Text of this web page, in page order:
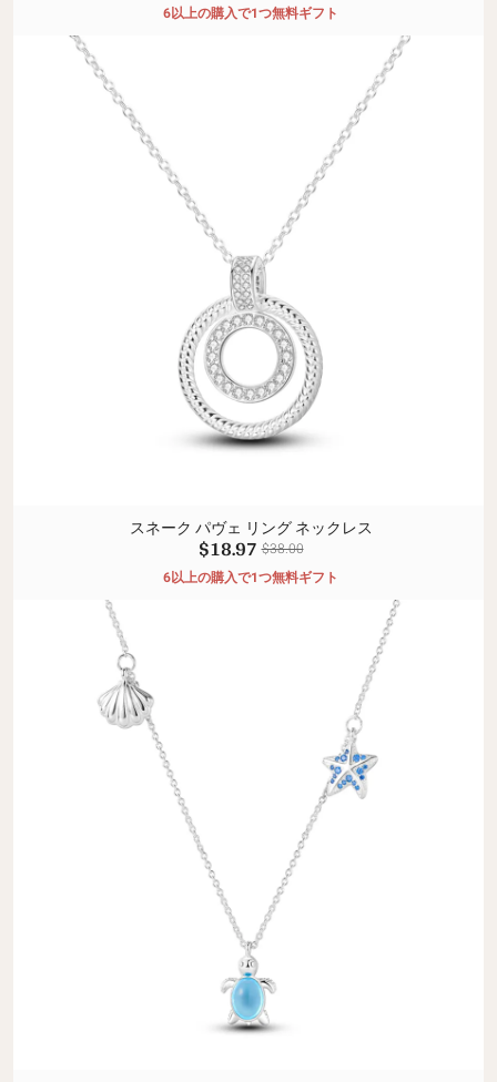
6以上の購入で1つ無料ギフト
スネーク パヴェ リング ネックレス
$18.97 $38.00
6以上の購入で1つ無料ギフト